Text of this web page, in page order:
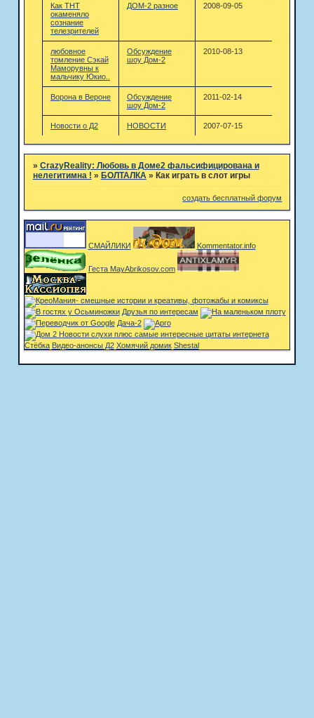
Как ТНТ
окаменяло
сознание
телезрителей
ДОМ-2 разное 2008-09-05
любовное
томление Сэкай
Маморувны к
мальчику Юкио..
Обсуждение
шоу Дом-2
2010-08-13
Ворона в Вероне
Обсуждение
шоу Дом-2
2011-02-14
Новости о Д2 НОВОСТИ 2007-07-15
» CrazyReality: Любовь в Доме2 фальсифицирована и
нелегитимна ! » БОЛТАЛКА » Как играть в слот игры
создать бесплатный форум
СМАЙЛИКИ Kommentator.info
Геста MayAbrikosov.com
Друзья по интересам
Дача-2
Стёбка Видео-анонсы Д2 Хомячий домик Shestal